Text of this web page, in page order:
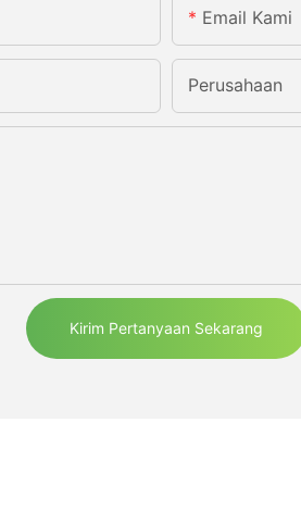
Email Kami
Perusahaan
Kirim Pertanyaan Sekarang